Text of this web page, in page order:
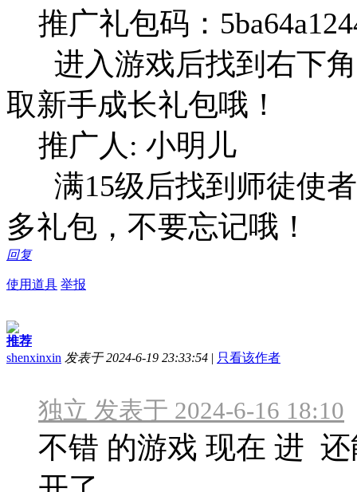
推广礼包码：
进入游戏后找到右下角
取新手成长礼包哦！
推广人: 小明儿
满15级后找到师徒使者
多礼包，不要忘记哦！
回复
使用道具 举报
推荐
shenxinxin 发表于 2024-6-19 23:33:54 | 只看该作者
独立 发表于 2024-6-16 18:10
不错 的游戏 现在 进